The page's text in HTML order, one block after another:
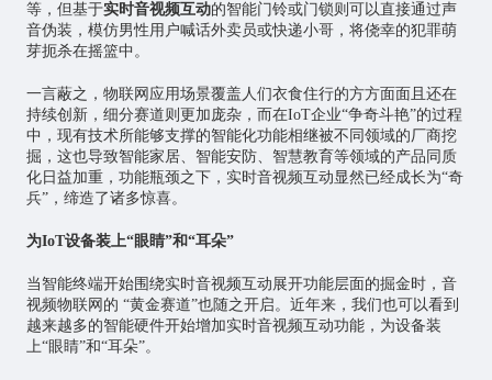
等，但基于实时音视频互动的智能门铃或门锁则可以直接通过声
音伪装，模仿男性用户喊话外卖员或快递小哥，将侥幸的犯罪萌
芽扼杀在摇篮中。
一言蔽之，物联网应用场景覆盖人们衣食住行的方方面面且还在
持续创新，细分赛道则更加庞杂，而在IoT企业“争奇斗艳”的过程
中，现有技术所能够支撑的智能化功能相继被不同领域的厂商挖
掘，这也导致智能家居、智能安防、智慧教育等领域的产品同质
化日益加重，功能瓶颈之下，实时音视频互动显然已经成长为“奇
兵”，缔造了诸多惊喜。
为IoT设备装上“眼睛”和“耳朵”
当智能终端开始围绕实时音视频互动展开功能层面的掘金时，音
视频物联网的 “黄金赛道”也随之开启。近年来，我们也可以看到
越来越多的智能硬件开始增加实时音视频互动功能，为设备装
上“眼睛”和“耳朵”。